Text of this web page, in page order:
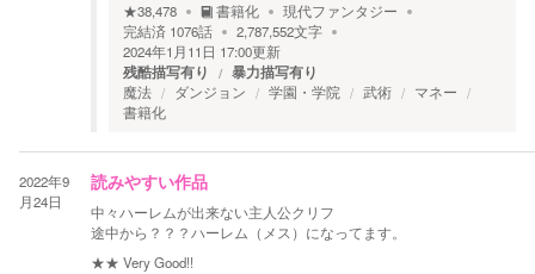
★38,478 書籍化
現代ファンタジー
完結済 1076話 2,787,552文字
2024年1月11日 17:00更新
残酷描写有り 暴力描写有り
魔法 ダンジョン 学園・学院 武術
マネー
書籍化
2022年9
月24日
読みやすい作品
中々ハーレムが出来ない主人公クリフ
途中から？？？ハーレム（メス）になってます。
★★ Very Good!!